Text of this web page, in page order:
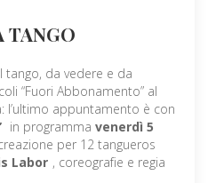
TANGO
tango, da vedere e da
“Fuori Abbonamento” al
l’ultimo appuntamento è con
in programma venerdì 5
per 12 tangueros
Labor , coreografie e regia